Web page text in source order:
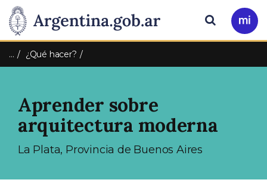
Presidencia
de
Nación
Pasar al contenido principal
Ir
a
Buscar
… ¿Qué hacer?
Aprender sobre
arquitectura moderna
La Plata, Provincia de Buenos Aires